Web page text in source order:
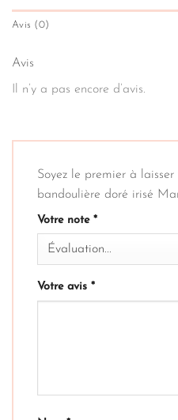
Avis (0)
Avis
Il n’y a pas encore d’avis.
Soyez le premier à laisser
bandoulière doré irisé
Votre note *
Votre avis *